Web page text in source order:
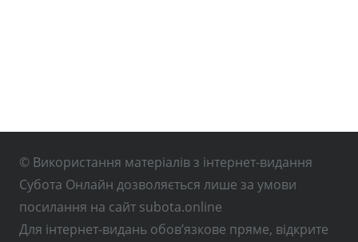
© Використання матеріалів з інтернет-видання
Субота Онлайн дозволяється лише за умови
посилання на сайт subota.online
Для інтернет-видань обов’язкове пряме, відкрите